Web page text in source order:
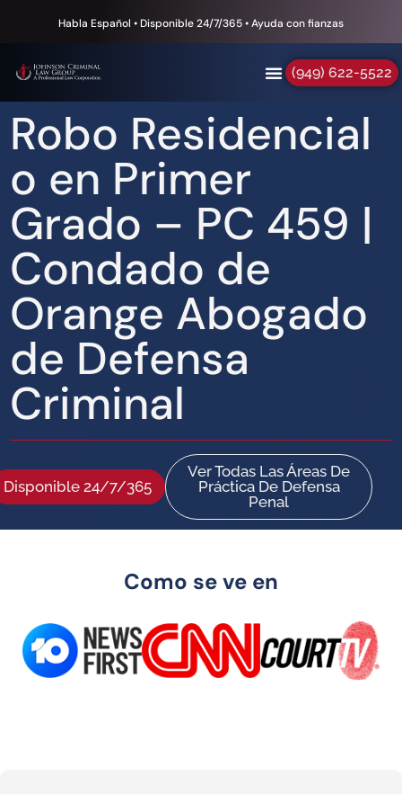
Habla Español • Disponible 24/7/365 • Ayuda con fianzas
(949) 622-5522
Robo Residencial
o en Primer
Grado – PC 459 |
Condado de
Orange Abogado
de Defensa
Criminal
Disponible 24/7/365
Ver Todas Las Áreas De
Práctica De Defensa
Penal
Como se ve en